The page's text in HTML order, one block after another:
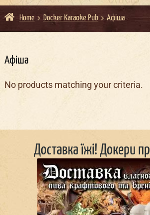
Home Docker Karaoke Pub Афіша
Афіша
No products matching your criteria.
Доставка їжі! Докери